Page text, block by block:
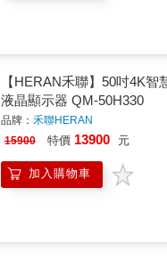
【HERAN禾聯】50吋4K智
液晶顯示器 QM-50H330
品牌： 禾聯HERAN
15900
特價 13900 元
加入購物車